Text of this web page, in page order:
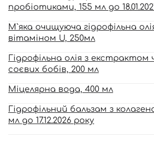
пробіотиками, 155 мл до
М`яка очищуюча гідрофільна
вітаміном U, 250мл
Гідрофільна олія з екстрактом
соєвих бобів, 200 мл
Міцелярна вода, 400 мл
Гідрофільний бальзам з
мл до 17.12.2026 року